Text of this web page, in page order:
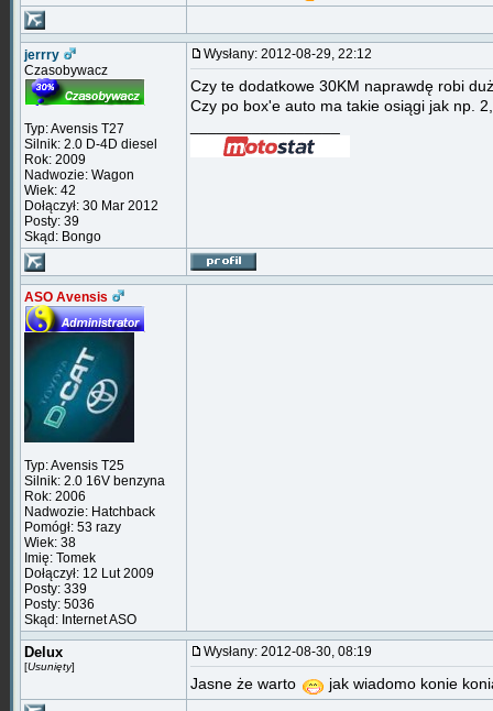
jerrry
Czasobywacz
Typ: Avensis T27
Silnik: 2.0 D-4D diesel
Rok: 2009
Nadwozie: Wagon
Wiek: 42
Dołączył: 30 Mar 2012
Posty: 39
Skąd: Bongo
Wysłany: 2012-08-29, 22:12
Czy te dodatkowe 30KM naprawdę robi
Czy po box'e auto ma takie osiągi jak np.
ASO Avensis
Typ: Avensis T25
Silnik: 2.0 16V benzyna
Rok: 2006
Nadwozie: Hatchback
Pomógł: 53 razy
Wiek: 38
Imię: Tomek
Dołączył: 12 Lut 2009
Posty: 339
Posty: 5036
Skąd: Internet ASO
Delux
[Usunięty]
Wysłany: 2012-08-30, 08:19
Jasne że warto jak wiadomo konie